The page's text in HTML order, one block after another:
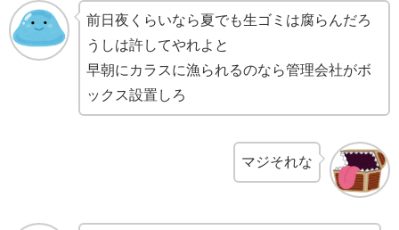
前日夜くらいなら夏でも生ゴミは腐らんだろ
うしは許してやれよと
早朝にカラスに漁られるのなら管理会社がボ
ックス設置しろ
マジそれな